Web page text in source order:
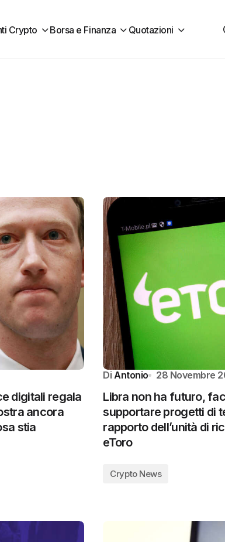
Crypto Borsa e Finanza Quotazioni
digitali regala
ancora
stia
Di Antonio 28 Novembre
Libra non ha futuro,
supportare progetti di
rapporto dell’unità di
eToro
Crypto News